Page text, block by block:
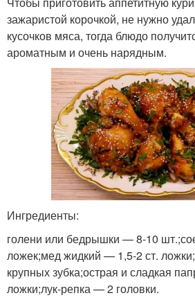
зажаристой корочкой, не нужно
кусочков мяса, тогда блюдо
ароматным и очень нарядным.
Ингредиенты:
голени или бедрышки — 8-10
ложек;мед жидкий — 1,5-2 ст.
крупных зубка;острая и сладкая
ложки;лук-репка — 2 головки.